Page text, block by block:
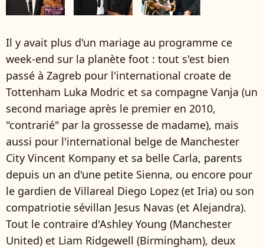
Il y avait plus d'un mariage au programme ce
week-end sur la planète foot : tout s'est bien
passé à Zagreb pour l'international croate de
Tottenham Luka Modric et sa compagne Vanja (un
second mariage après le premier en 2010,
"contrarié" par la grossesse de madame), mais
aussi pour l'international belge de Manchester
City Vincent Kompany et sa belle Carla, parents
depuis un an d'une petite Sienna, ou encore pour
le gardien de Villareal Diego Lopez (et Iria) ou son
compatriotie sévillan Jesus Navas (et Alejandra).
Tout le contraire d'Ashley Young (Manchester
United) et Liam Ridgewell (Birmingham), deux